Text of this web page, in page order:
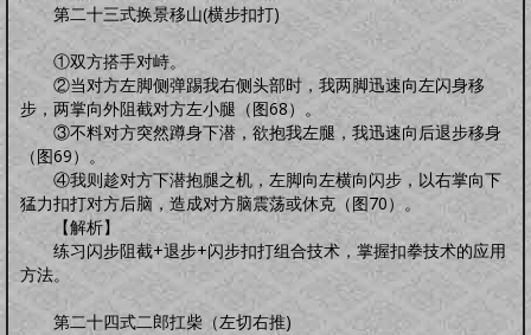
第二十三式换景移山(横步扣打)
①双方搭手对峙。
②当对方左脚侧弹踢我右侧头部时，我两脚迅速向左闪身移
步，两掌向外阻截对方左小腿（图68）。
③不料对方突然蹲身下潜，欲抱我左腿，我迅速向后退步移身
（图69）。
④我则趁对方下潜抱腿之机，左脚向左横向闪步，以右掌向下
猛力扣打对方后脑，造成对方脑震荡或休克（图70）。
【解析】
练习闪步阻截+退步+闪步扣打组合技术，掌握扣拳技术的应用
方法。
第二十四式二郎扛柴（左切右推)